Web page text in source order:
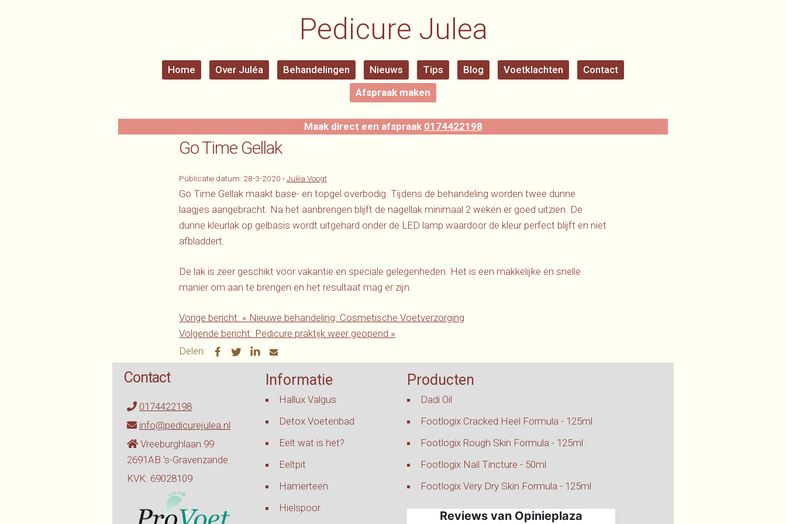
Pedicure Julea
Home Over Juléa Behandelingen Nieuws Tips Blog Voetklachten
Contact
Afspraak maken
Maak direct een afspraak 0174422198
Go Time Gellak
Publicatie datum: 28-3-2020 • Juléa Voogt
Go Time Gellak maakt base- en topgel overbodig. Tijdens de behandeling worden twee dunne
laagjes aangebracht. Na het aanbrengen blijft de nagellak minimaal 2 weken er goed uitzien. De
dunne kleurlak op gelbasis wordt uitgehard onder de LED lamp waardoor de kleur perfect blijft en niet
afbladdert.
De lak is zeer geschikt voor vakantie en speciale gelegenheden. Het is een makkelijke en snelle
manier om aan te brengen en het resultaat mag er zijn.
Vorige bericht: « Nieuwe behandeling: Cosmetische Voetverzorging
Volgende bericht: Pedicure praktijk weer geopend »
Delen:
Contact
0174422198
info@pedicurejulea.nl
Vreeburghlaan 99
2691AB 's-Gravenzande
KVK: 69028109
Informatie
Hallux Valgus
Detox Voetenbad
Eelt wat is het?
Eeltpit
Hamerteen
Hielspoor
Producten
Dadi Oil
Footlogix Cracked Heel Formula - 125ml
Footlogix Rough Skin Formula - 125ml
Footlogix Nail Tincture - 50ml
Footlogix Very Dry Skin Formula - 125ml